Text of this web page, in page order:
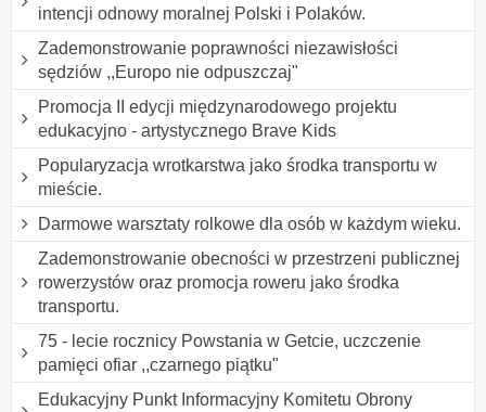
intencji odnowy moralnej Polski i Polaków.
Zademonstrowanie poprawności niezawisłości
sędziów ,,Europo nie odpuszczaj"
Promocja II edycji międzynarodowego projektu
edukacyjno - artystycznego Brave Kids
Popularyzacja wrotkarstwa jako środka transportu w
mieście.
Darmowe warsztaty rolkowe dla osób w każdym wieku.
Zademonstrowanie obecności w przestrzeni publicznej
rowerzystów oraz promocja roweru jako środka
transportu.
75 - lecie rocznicy Powstania w Getcie, uczczenie
pamięci ofiar ,,czarnego piątku"
Edukacyjny Punkt Informacyjny Komitetu Obrony